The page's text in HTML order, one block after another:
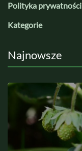
Polityka prywatności
Kategorie
Najnowsze